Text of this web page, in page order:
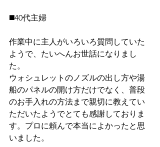
◼️40代主婦
作業中に主人がいろいろ質問していた
ようで、たいへんお世話になりまし
た。
ウォシュレットのノズルの出し方や湯
船のパネルの開け方だけでなく、普段
のお手入れの方法まで親切に教えてい
ただいたようでとても感謝しておりま
す。プロに頼んで本当によかったと思
いました。